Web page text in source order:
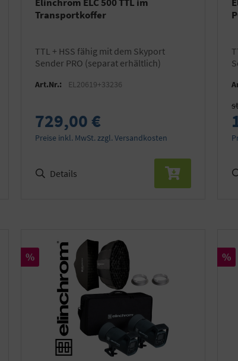
Transportkoffer
TTL + HSS fähig mit dem Skyport
Sender PRO (separat erhältlich)
Art.Nr.: EL20619+33236
729,00 €
Preise inkl. MwSt. zzgl. Versandkosten
Details
TTL + HSS fähig mit dem Skyport
Rabatt
% %